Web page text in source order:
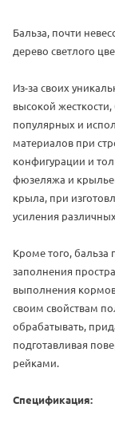
Бальза, почти
дерево светлого
Из-за своих
высокой
популярных и
материалов при
конфигурации и
фюзеляжа и
крыла, при
усиления
Кроме того, бальза
заполнения
выполнения
своим свойствам
обрабатывать,
подготавливая
рейками.
Спецификация: